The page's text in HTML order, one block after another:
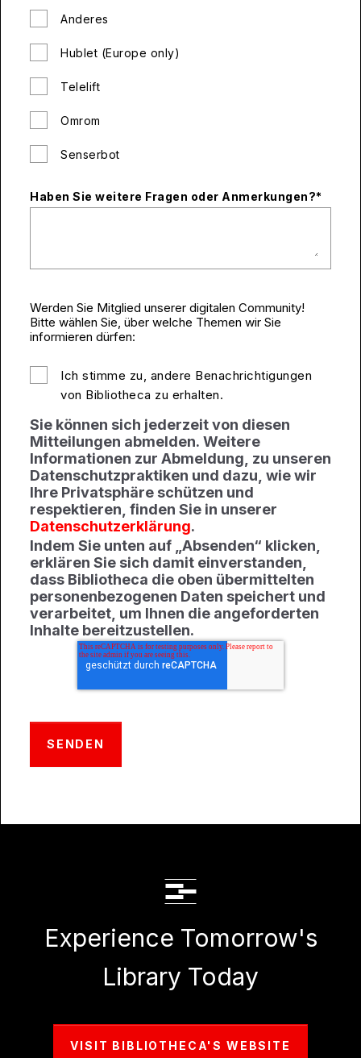
Anderes
Hublet (Europe only)
Telelift
Omrom
Senserbot
Haben Sie weitere Fragen oder Anmerkungen?*
Werden Sie Mitglied unserer digitalen Community!
Bitte wählen Sie, über welche Themen wir Sie
informieren dürfen:
Ich stimme zu, andere Benachrichtigungen
von Bibliotheca zu erhalten.
Sie können sich jederzeit von diesen
Mitteilungen abmelden. Weitere
Informationen zur Abmeldung, zu unseren
Datenschutzpraktiken und dazu, wie wir
Ihre Privatsphäre schützen und
respektieren, finden Sie in unserer
Datenschutzerklärung.
Indem Sie unten auf „Absenden“ klicken,
erklären Sie sich damit einverstanden,
dass Bibliotheca die oben übermittelten
personenbezogenen Daten speichert und
verarbeitet, um Ihnen die angeforderten
Inhalte bereitzustellen.
Experience Tomorrow's
Library Today
VISIT BIBLIOTHECA'S WEBSITE